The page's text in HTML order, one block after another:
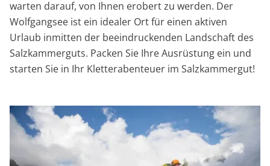
warten darauf, von Ihnen erobert zu werden. Der
Wolfgangsee ist ein idealer Ort für einen aktiven
Urlaub inmitten der beeindruckenden Landschaft des
Salzkammerguts. Packen Sie Ihre Ausrüstung ein und
starten Sie in Ihr Kletterabenteuer im Salzkammergut!